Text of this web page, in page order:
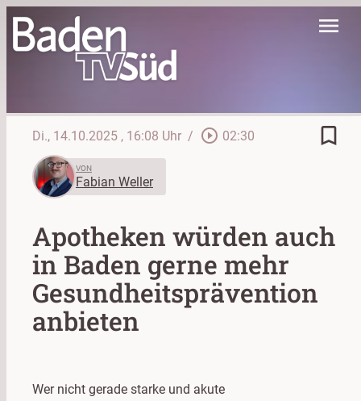
menu
Di., 14.10.2025 , 16:08 Uhr / play_circle_outline 02:30 bookmark_border
VON
Fabian Weller
Apotheken würden auch
in Baden gerne mehr
Gesundheitsprävention
anbieten
Wer nicht gerade starke und akute